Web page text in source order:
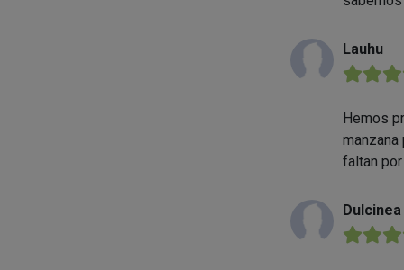
Lauhu
Hemos
faltan
Dulcinea